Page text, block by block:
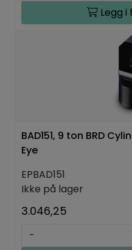
Legg
BAD151, 9 ton BRD
Eye
EPBAD151
Ikke på lager
3.046,25
-